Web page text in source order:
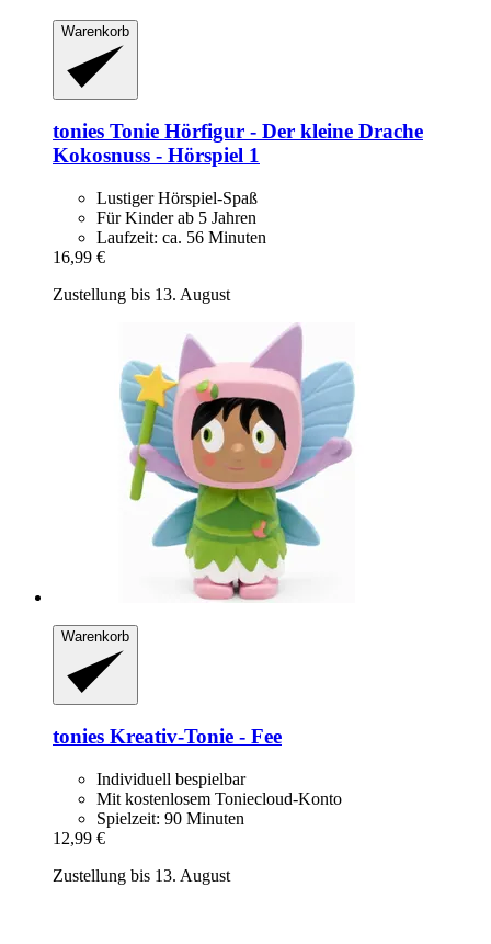
Warenkorb
tonies Tonie Hörfigur -​ Der kleine Drache
Kokosnuss -​ Hörspiel 1
Lustiger Hörspiel-Spaß
Für Kinder ab 5 Jahren
Laufzeit: ca. 56 Minuten
16,99 €
Zustellung bis 13. August
Warenkorb
tonies Kreativ-​Tonie -​ Fee
Individuell bespielbar
Mit kostenlosem Toniecloud-Konto
Spielzeit: 90 Minuten
12,99 €
Zustellung bis 13. August